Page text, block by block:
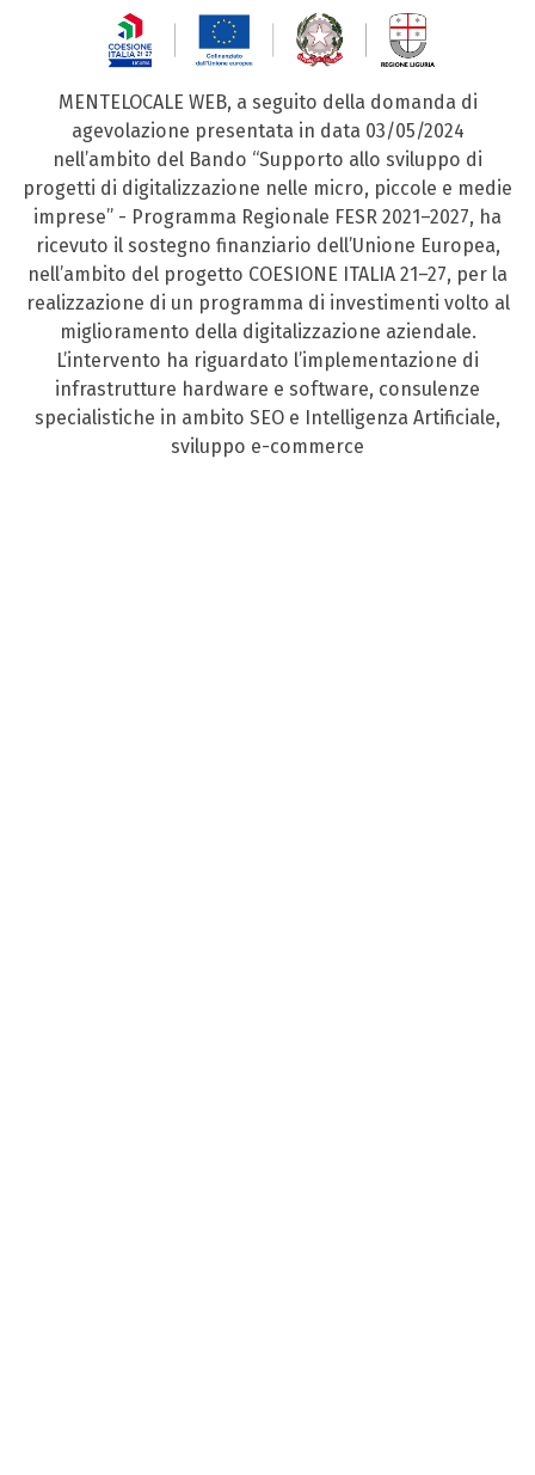
MENTELOCALE WEB, a seguito della domanda di
agevolazione presentata in data 03/05/2024
nell’ambito del Bando “Supporto allo sviluppo di
progetti di digitalizzazione nelle micro, piccole e medie
imprese” - Programma Regionale FESR 2021–2027, ha
ricevuto il sostegno finanziario dell’Unione Europea,
nell’ambito del progetto COESIONE ITALIA 21–27, per la
realizzazione di un programma di investimenti volto al
miglioramento della digitalizzazione aziendale.
L’intervento ha riguardato l’implementazione di
infrastrutture hardware e software, consulenze
specialistiche in ambito SEO e Intelligenza Artificiale,
sviluppo e-commerce